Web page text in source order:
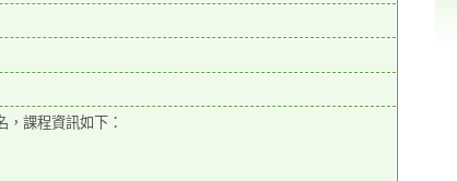
課程資訊如下：